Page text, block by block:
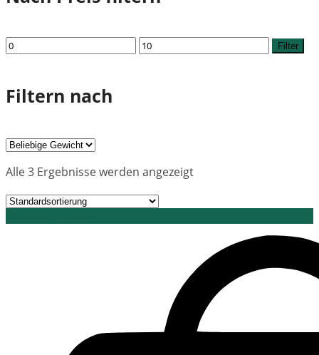
Min.
Max.
Filter
Filtern nach
Alle 3 Ergebnisse werden angezeigt